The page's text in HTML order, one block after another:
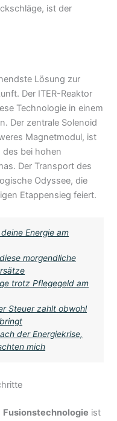
ist der
Lösung zur
Der ITER-Reaktor
Technologie in einem
Der zentrale Solenoid
Magnetmodul, ist
des bei hohen
Der Transport des
Odyssee, die
Etappensieg feiert.
Energie am
morgendliche
trotz Pflegegeld am
Steuer zahlt obwohl
der Energiekrise,
mich
Fusionstechnologie ist